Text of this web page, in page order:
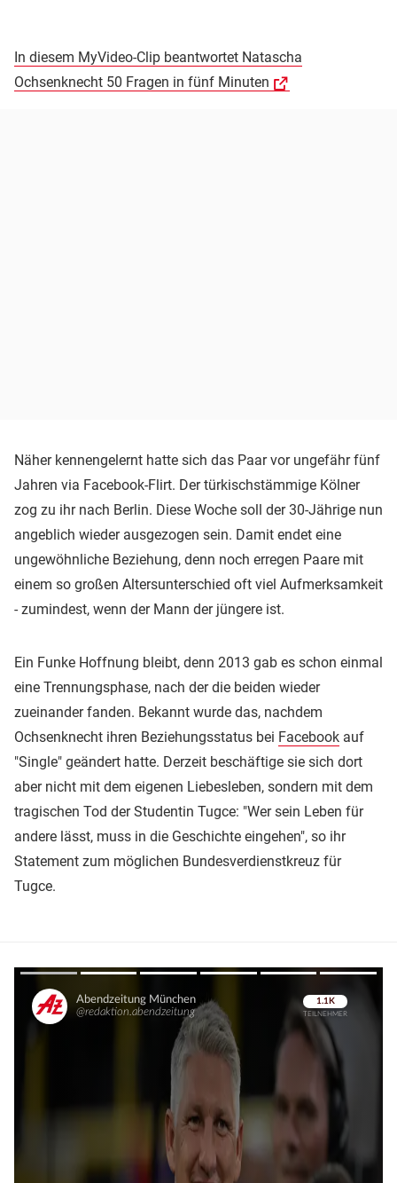
In diesem MyVideo-Clip beantwortet Natascha
Ochsenknecht 50 Fragen in fünf Minuten
Näher kennengelernt hatte sich das Paar vor ungefähr fünf
Jahren via Facebook-Flirt. Der türkischstämmige Kölner
zog zu ihr nach Berlin. Diese Woche soll der 30-Jährige nun
angeblich wieder ausgezogen sein. Damit endet eine
ungewöhnliche Beziehung, denn noch erregen Paare mit
einem so großen Altersunterschied oft viel Aufmerksamkeit
- zumindest, wenn der Mann der jüngere ist.
Ein Funke Hoffnung bleibt, denn 2013 gab es schon einmal
eine Trennungsphase, nach der die beiden wieder
zueinander fanden. Bekannt wurde das, nachdem
Ochsenknecht ihren Beziehungsstatus bei Facebook auf
"Single" geändert hatte. Derzeit beschäftige sie sich dort
aber nicht mit dem eigenen Liebesleben, sondern mit dem
tragischen Tod der Studentin Tugce: "Wer sein Leben für
andere lässt, muss in die Geschichte eingehen", so ihr
Statement zum möglichen Bundesverdienstkreuz für
Tugce.
Überspringen